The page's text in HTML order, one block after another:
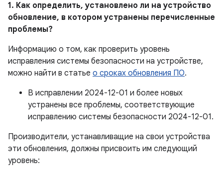
1. Как определить, установлено ли на устройство
обновление, в котором устранены перечисленные
проблемы?
Информацию о том, как проверить уровень
исправления системы безопасности на устройстве,
можно найти в статье о сроках обновления ПО.
В исправлении 2024-12-01 и более новых
устранены все проблемы, соответствующие
исправлению системы безопасности 2024-12-01.
Производители, устанавливащие на свои устройства
эти обновления, должны присвоить им следующий
уровень: